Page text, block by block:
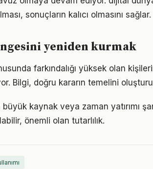
sonuçların kalıcı olmasını sağlar.
yeniden kurmak
farkındalığı yüksek olan
Bilgi, doğru kararın temelini
kaynak veya zaman yatırımı
önemli olan tutarlılık.